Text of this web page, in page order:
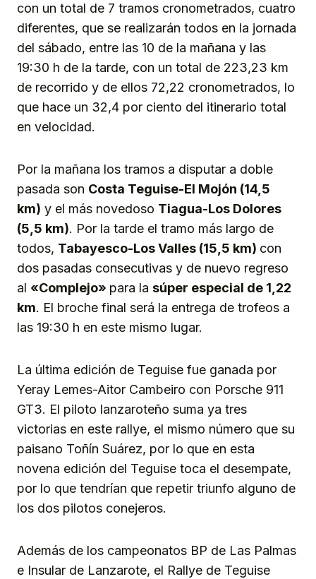
con un total de 7 tramos cronometrados, cuatro
diferentes, que se realizarán todos en la jornada
del sábado, entre las 10 de la mañana y las
19:30 h de la tarde, con un total de 223,23 km
de recorrido y de ellos 72,22 cronometrados, lo
que hace un 32,4 por ciento del itinerario total
en velocidad.
Por la mañana los tramos a disputar a doble
pasada son Costa Teguise-El Mojón (14,5
km) y el más novedoso Tiagua-Los Dolores
(5,5 km). Por la tarde el tramo más largo de
todos, Tabayesco-Los Valles (15,5 km) con
dos pasadas consecutivas y de nuevo regreso
al «Complejo» para la súper especial de 1,22
km. El broche final será la entrega de trofeos a
las 19:30 h en este mismo lugar.
La última edición de Teguise fue ganada por
Yeray Lemes-Aitor Cambeiro con Porsche 911
GT3. El piloto lanzaroteño suma ya tres
victorias en este rallye, el mismo número que su
paisano Toñín Suárez, por lo que en esta
novena edición del Teguise toca el desempate,
por lo que tendrían que repetir triunfo alguno de
los dos pilotos conejeros.
Además de los campeonatos BP de Las Palmas
e Insular de Lanzarote, el Rallye de Teguise